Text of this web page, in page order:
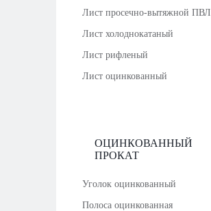
Лист просечно-вытяжной ПВЛ
Лист холоднокатаный
Лист рифленый
Лист оцинкованный
ОЦИНКОВАННЫЙ
ПРОКАТ
Уголок оцинкованный
Полоса оцинкованная